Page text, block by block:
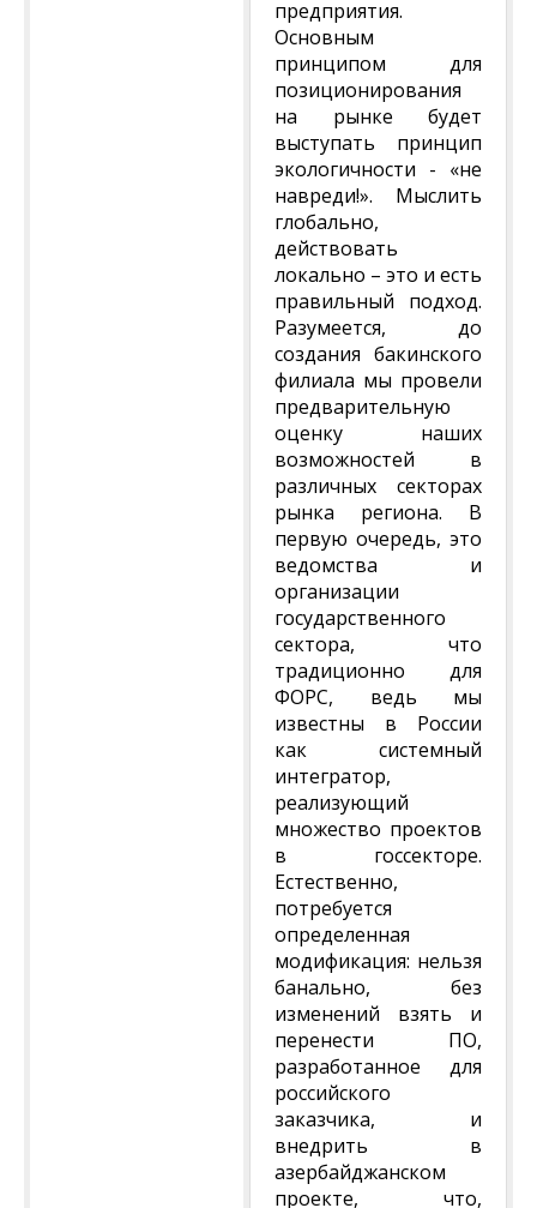
предприятия.
Основным
принципом для
позиционирования
на рынке будет
выступать принцип
экологичности - «не
навреди!». Мыслить
глобально,
действовать
локально – это и есть
правильный подход.
Разумеется, до
создания бакинского
филиала мы провели
предварительную
оценку наших
возможностей в
различных секторах
рынка региона. В
первую очередь, это
ведомства и
организации
государственного
сектора, что
традиционно для
ФОРС, ведь мы
известны в России
как системный
интегратор,
реализующий
множество проектов
в госсекторе.
Естественно,
потребуется
определенная
модификация: нельзя
банально, без
изменений взять и
перенести ПО,
разработанное для
российского
заказчика, и
внедрить в
азербайджанском
проекте, что,